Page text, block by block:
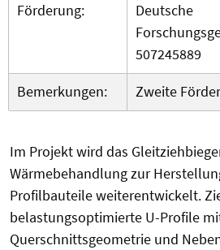
Förderung:
Deutsche
507245889
Bemerkungen:
Zweite
Im Projekt wird das
Wärmebehandlung zur
Profilbauteile weiterentwickelt.
belastungsoptimierte U-Profile
Querschnittsgeometrie und